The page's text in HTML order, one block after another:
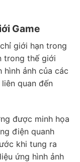
Game
giới hạn trong
trong thế giới
hình ảnh của các
quan đến
được minh họa
điện quanh
khi tung ra
ứng hình ảnh